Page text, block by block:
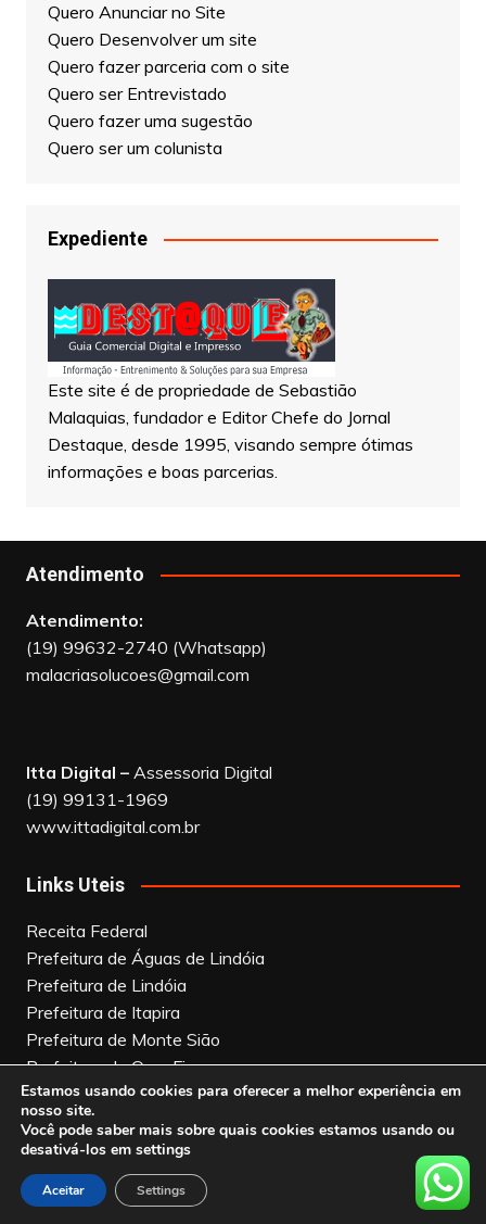
Quero Anunciar no Site
Quero Desenvolver um site
Quero fazer parceria com o site
Quero ser Entrevistado
Quero fazer uma sugestão
Quero ser um colunista
Expediente
Este site é de propriedade de Sebastião
Malaquias, fundador e Editor Chefe do Jornal
Destaque, desde 1995, visando sempre ótimas
informações e boas parcerias.
Atendimento
Atendimento:
(19) 99632-2740 (Whatsapp)
malacriasolucoes@gmail.com
Itta Digital – Assessoria Digital
(19) 99131-1969
www.ittadigital.com.br
Links Uteis
Receita Federal
Prefeitura de Águas de Lindóia
Prefeitura de Lindóia
Prefeitura de Itapira
Prefeitura de Monte Sião
Prefeitura de Ouro Fino
Prefeitura de Socorro
Consorcio das Águas Paulista
Cream Magazine porThemebeez
Estamos usando cookies para oferecer a melhor experiência em
nosso site.
Você pode saber mais sobre quais cookies estamos usando ou
desativá-los em settings
Aceitar Settings